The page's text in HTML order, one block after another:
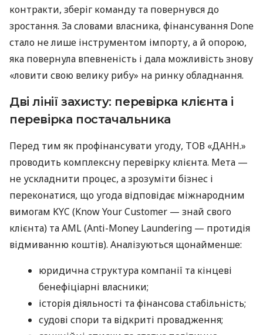
контракти, зберіг команду та повернувся до
зростання. За словами власника, фінансування Done
стало не лише інструментом імпорту, а й опорою,
яка повернула впевненість і дала можливість знову
«ловити свою велику рибу» на ринку обладнання.
Дві лінії захисту: перевірка клієнта і
перевірка постачальника
Перед тим як профінансувати угоду, ТОВ «ДАНН.»
проводить комплексну перевірку клієнта. Мета —
не ускладнити процес, а зрозуміти бізнес і
переконатися, що угода відповідає міжнародним
вимогам KYC (Know Your Customer — знай свого
клієнта) та AML (Anti-Money Laundering — протидія
відмиванню коштів). Аналізуються щонайменше:
юридична структура компанії та кінцеві
бенефіціарні власники;
історія діяльності та фінансова стабільність;
судові спори та відкриті провадження;